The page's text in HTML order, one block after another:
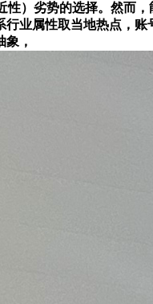
性）劣势的选择。然而，
行业属性取当地热点，账
象，